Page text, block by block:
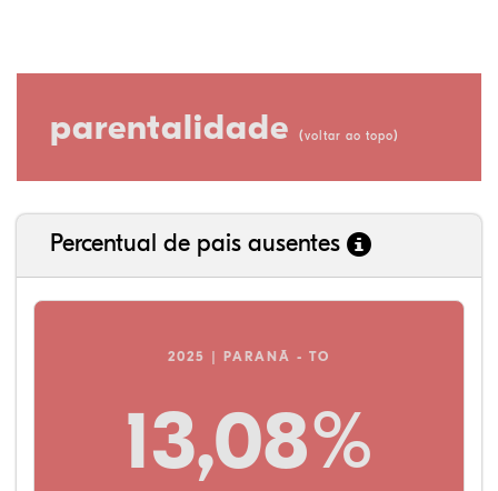
parentalidade (voltar ao topo)
Percentual de pais ausentes
2025 | PARANÃ - TO
13,08%